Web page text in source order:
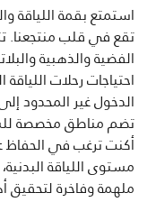
استمتع بقمة اللياقة
تقع في قلب منتجعنا.
الفضية والذهبية
احتياجات رحلات
الدخول غير المحدود
تضم مناطق مخصصة
أكنت ترغب في
مستوى اللياقة
ملهمة وفاخرة لتحقيق